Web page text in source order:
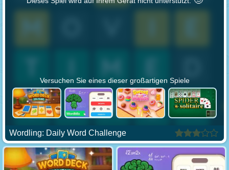
Versuchen Sie eines dieser großartigen Spiele
Wordling: Daily Word Challenge